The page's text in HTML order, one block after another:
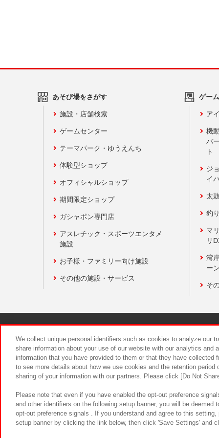
あそび場をさがす
施設・店舗検索
ゲームセンター
テーマパーク・ゆうえんち
体験型ショップ
オフィシャルショップ
期間限定ショップ
ガシャポン専門店
アスレチック・スポーツエンタメ
施設
お子様・ファミリー向け施設
その他の施設・サービス
ゲー
ア
機
バ
ト
ジ
イ
太
釣
マ
リ
湾
ー
そ
食品のご
We collect unique personal identifiers such as cookies to analyze our
share information about your use of our website with our analytics and
information that you have provided to them or that they have
to see more details about how we use cookies and the retention
sharing of your information with our partners. Please click [Do Not
Please note that even if you have enabled the opt-out preference
and other identifiers on the following setup banner, you will be
opt-out preference signals . If you understand and agree to this
setup banner by clicking the link below, then click 'Save Settings' and